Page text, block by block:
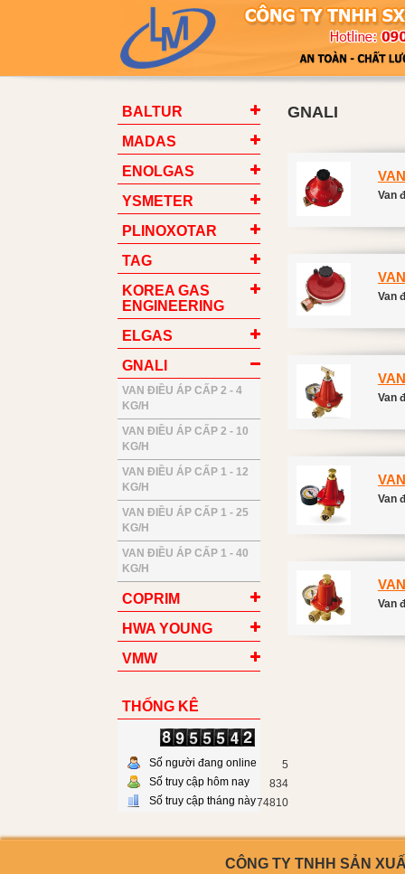
BALTUR
MADAS
ENOLGAS
YSMETER
PLINOXOTAR
TAG
KOREA GAS
ENGINEERING
ELGAS
GNALI
VAN ĐIỀU ÁP CẤP 2 - 4
KG/H
VAN ĐIỀU ÁP CẤP 2 - 10
KG/H
VAN ĐIỀU ÁP CẤP 1 - 12
KG/H
VAN ĐIỀU ÁP CẤP 1 - 25
KG/H
VAN ĐIỀU ÁP CẤP 1 - 40
KG/H
COPRIM
HWA YOUNG
VMW
THỐNG KÊ
Số người đang online
5
Số truy cập hôm nay
834
Số truy cập tháng này74810
GNALI
Van
Van
Van
Van
Van
CÔNG TY TNHH SẢN